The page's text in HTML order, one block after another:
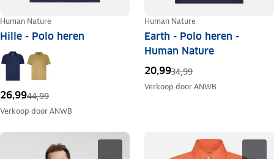
Human Nature
Hille - Polo heren
26,9944,99
Verkoop doorANWB
Human Nature
Earth - Polo heren -
Human Nature
20,9934,99
Verkoop doorANWB